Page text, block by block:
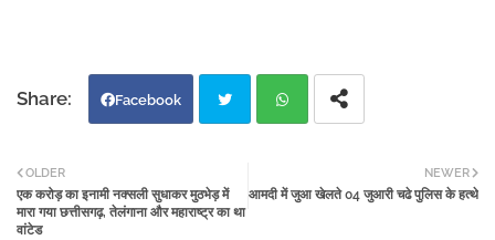
Facebook
tter atsa
NEWER
आमदी में जुआ खेलते 04 जुआरी चढे पुलिस के हत्थे
OLDER
एक करोड़ का इनामी नक्सली सुधाकर मुठभेड़ में
मारा गया छत्तीसगढ़, तेलंगाना और महाराष्ट्र का था
वांटेड